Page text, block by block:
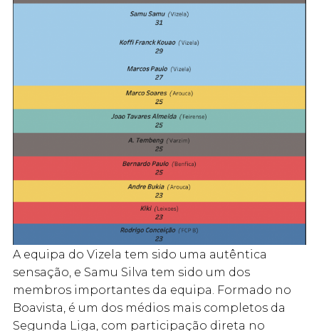
A equipa do Vizela tem sido uma autêntica
sensação, e Samu Silva tem sido um dos
membros importantes da equipa. Formado no
Boavista, é um dos médios mais completos da
Segunda Liga, com participação direta no